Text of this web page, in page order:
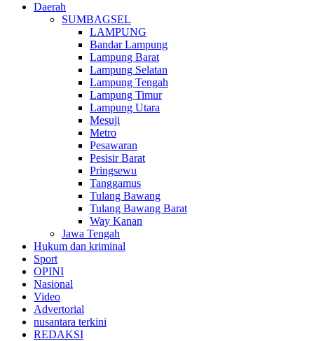
Daerah
SUMBAGSEL
LAMPUNG
Bandar Lampung
Lampung Barat
Lampung Selatan
Lampung Tengah
Lampung Timur
Lampung Utara
Mesuji
Metro
Pesawaran
Pesisir Barat
Pringsewu
Tanggamus
Tulang Bawang
Tulang Bawang Barat
Way Kanan
Jawa Tengah
Hukum dan kriminal
Sport
OPINI
Nasional
Video
Advertorial
nusantara terkini
REDAKSI